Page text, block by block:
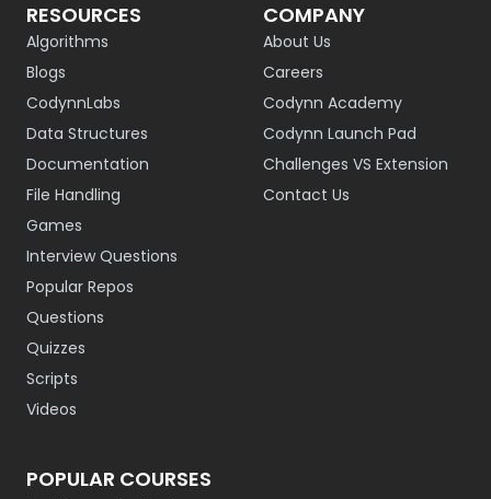
RESOURCES
Algorithms
Blogs
CodynnLabs
Data Structures
Documentation
File Handling
Games
Interview Questions
Popular Repos
Questions
Quizzes
Scripts
Videos
COMPANY
About Us
Careers
Codynn Academy
Codynn Launch Pad
Challenges VS Extension
Contact Us
POPULAR COURSES